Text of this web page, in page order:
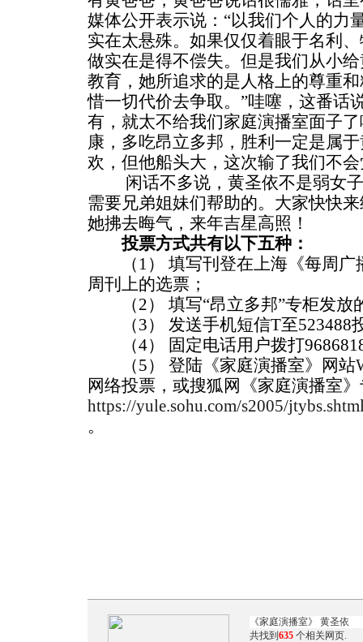
媒体公开表示说：“以我们个人的力
实在太悬殊。如果仅仅着眼于名利
做实在是得不偿失。但是我们从小
教育，她所追求的是人格上的尊重
惜一切代价去争取。”哇噻，这番话
有，就太不给我们家庭演播室面子
康，多吃昂立多邦，胜利一定是属
欢，但他船头大，这次输了我们不
闲话不多说，黄圣依不是弱女子
需要兄弟姐妹们帮助的。大家快快
她拂去晦气，来年吉星高照！
投票方式共有以下五种：
（1） 填写刊登在上海《每周广
周刊上的选票；
（2） 填写“昂立多邦”专柜发放
（3） 发送手机短信T至523488
（4） 固定电话用户拨打
（5） 登陆《家庭演播室》网站
网络投票，或搜狐网《家庭演播室
https://yule.sohu.com/s2005/
。
共找到 635 个相关网页.